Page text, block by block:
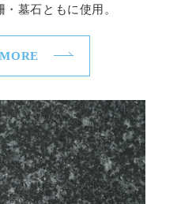
・墓石ともに使用。
MORE